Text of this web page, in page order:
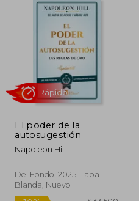
10%
El poder de la
autosugestión
Napoleon Hill
Del Fondo, 2025, Tapa
Blanda, Nuevo